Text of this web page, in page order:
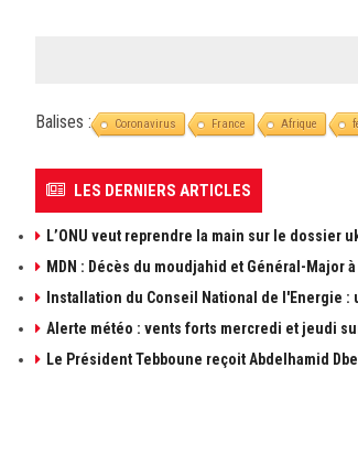
Balises : Coronavirus France Afrique
LES DERNIERS ARTICLES
L’ONU veut reprendre la main sur le dossier
MDN : Décès du moudjahid et Général-Major
Installation du Conseil National de l'Energie
Alerte météo : vents forts mercredi et jeudi
Le Président Tebboune reçoit Abdelhamid